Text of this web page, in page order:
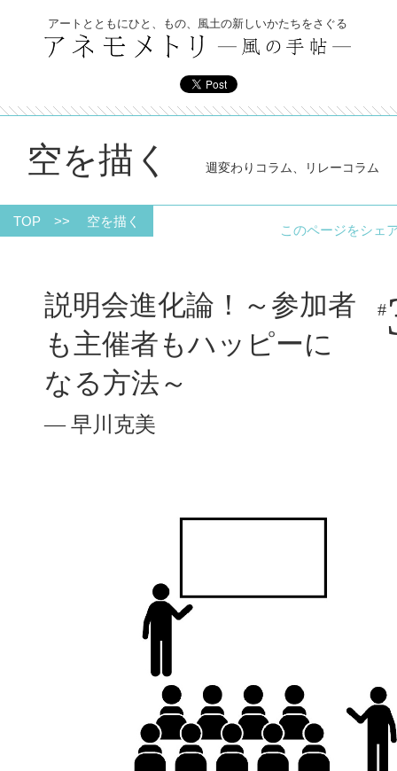
アートとともにひと、もの、風土の新しいかたちをさぐる
空を描く 週変わりコラム、リレーコラム
TOP >> 空を描く
このページをシ
#
説明会進化論！～参加者
も主催者もハッピーに
なる方法～
― 早川克美